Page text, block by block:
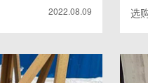
2022.08.09 选